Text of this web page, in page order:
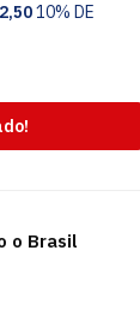
10% DE
o Brasil